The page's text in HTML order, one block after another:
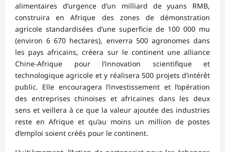
alimentaires d’urgence d’un milliard de yuans RMB,
construira en Afrique des zones de démonstration
agricole standardisées d’une superficie de 100 000 mu
(environ 6 670 hectares), enverra 500 agronomes dans
les pays africains, créera sur le continent une alliance
Chine-Afrique pour l’innovation scientifique et
technologique agricole et y réalisera 500 projets d’intérêt
public. Elle encouragera l’investissement et l’opération
des entreprises chinoises et africaines dans les deux
sens et veillera à ce que la valeur ajoutée des industries
reste en Afrique et qu’au moins un million de postes
d’emploi soient créés pour le continent.